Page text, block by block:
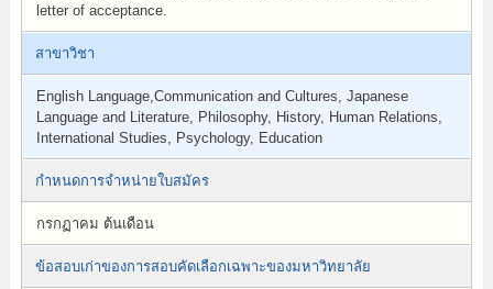
letter of acceptance.
สาขาวิชา
English Language,Communication and Cultures, Japanese
Language and Literature, Philosophy, History, Human Relations,
International Studies, Psychology, Education
กำหนดการจำหน่ายใบสมัคร
กรกฏาคม ต้นเดือน
ข้อสอบเก่าของการสอบคัดเลือกเฉพาะของมหาวิทยาลัย